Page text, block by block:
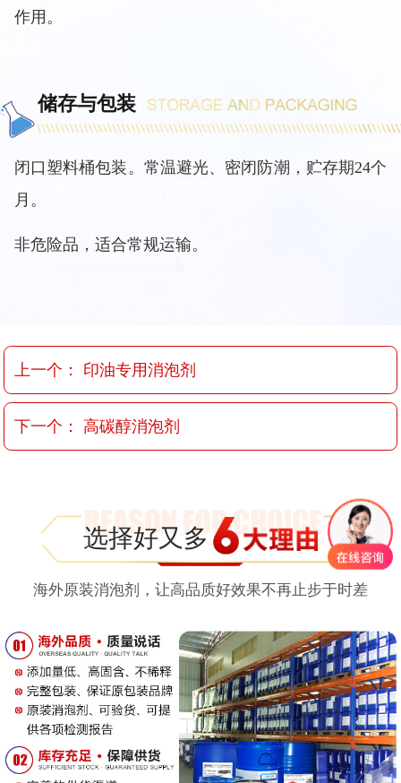
作用。
储存与包装
闭口塑料桶包装。常温避光、密闭防潮，贮存期24个
月。
非危险品，适合常规运输。
上一个： 印油专用消泡剂
下一个： 高碳醇消泡剂
选择好又多
海外原装消泡剂，让高品质好效果不再止步于时差